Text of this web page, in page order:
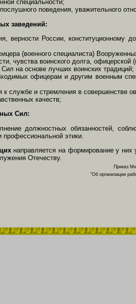
специальности;
поведения, уважительного
заведений:
верности России,
(военного специалиста)
чувства воинского долга, офицерской
на основе лучших воинских традиций;
офицерам и другим военным
службе и стремления в совершенстве
качеств;
Сил:
должностных обязанностей,
этики.
направляется на формирование у
Отечеству.
Приказ
"Об организации